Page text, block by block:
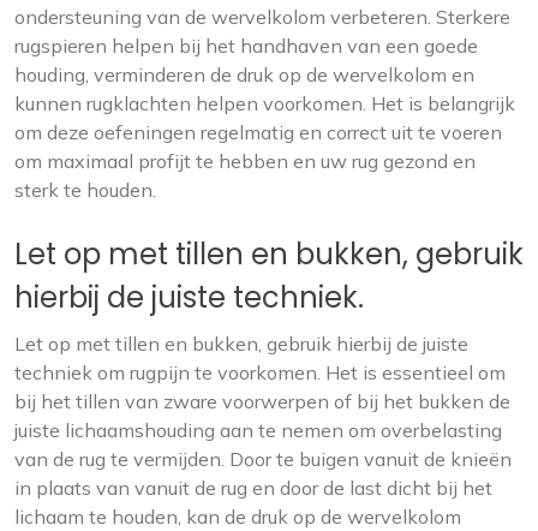
ondersteuning van de wervelkolom verbeteren. Sterkere
rugspieren helpen bij het handhaven van een goede
houding, verminderen de druk op de wervelkolom en
kunnen rugklachten helpen voorkomen. Het is belangrijk
om deze oefeningen regelmatig en correct uit te voeren
om maximaal profijt te hebben en uw rug gezond en
sterk te houden.
Let op met tillen en bukken, gebruik
hierbij de juiste techniek.
Let op met tillen en bukken, gebruik hierbij de juiste
techniek om rugpijn te voorkomen. Het is essentieel om
bij het tillen van zware voorwerpen of bij het bukken de
juiste lichaamshouding aan te nemen om overbelasting
van de rug te vermijden. Door te buigen vanuit de knieën
in plaats van vanuit de rug en door de last dicht bij het
lichaam te houden, kan de druk op de wervelkolom